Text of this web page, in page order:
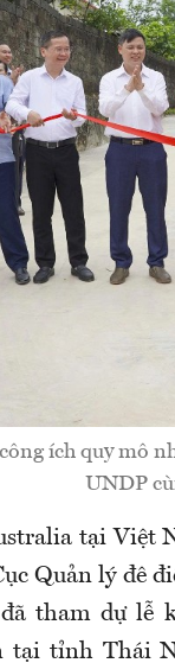
ích quy mô
UNDP
tại Việt
Quản lý đê
tham dự lễ
tại tỉnh Thái